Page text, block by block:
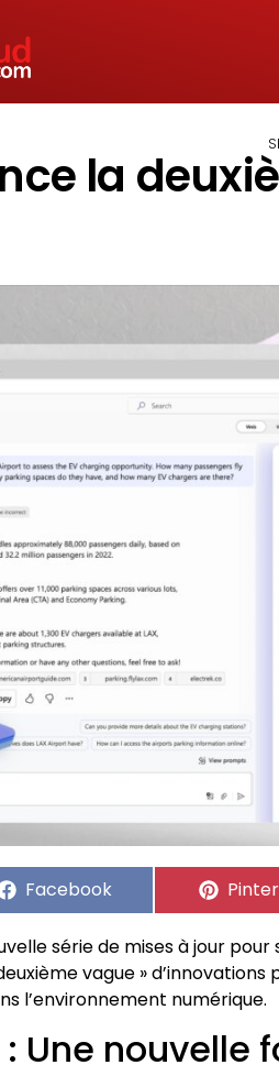
la
Facebook
série de mises à jour
vague »
l’environnement numérique.
Une nouvelle